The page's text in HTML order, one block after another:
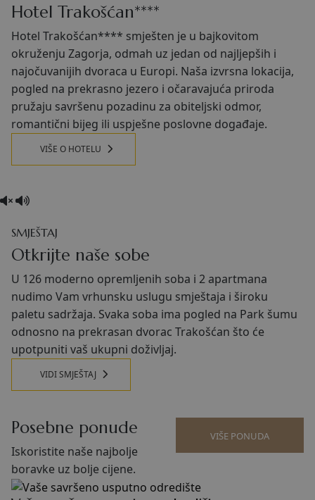
Hotel Trakošćan****
Hotel Trakošćan**** smješten je u bajkovitom
okruženju Zagorja, odmah uz jedan od najljepših i
najočuvanijih dvoraca u Europi. Naša izvrsna lokacija,
pogled na prekrasno jezero i očaravajuća priroda
pružaju savršenu pozadinu za obiteljski odmor,
romantični bijeg ili uspješne poslovne događaje.
VIŠE O HOTELU
SMJEŠTAJ
Otkrijte naše sobe
U 126 moderno opremljenih soba i 2 apartmana
nudimo Vam vrhunsku uslugu smještaja i široku
paletu sadržaja. Svaka soba ima pogled na Park šumu
odnosno na prekrasan dvorac Trakošćan što će
upotpuniti vaš ukupni doživljaj.
VIDI SMJEŠTAJ
Posebne ponude
Iskoristite naše najbolje
boravke uz bolje cijene.
VIŠE PONUDA